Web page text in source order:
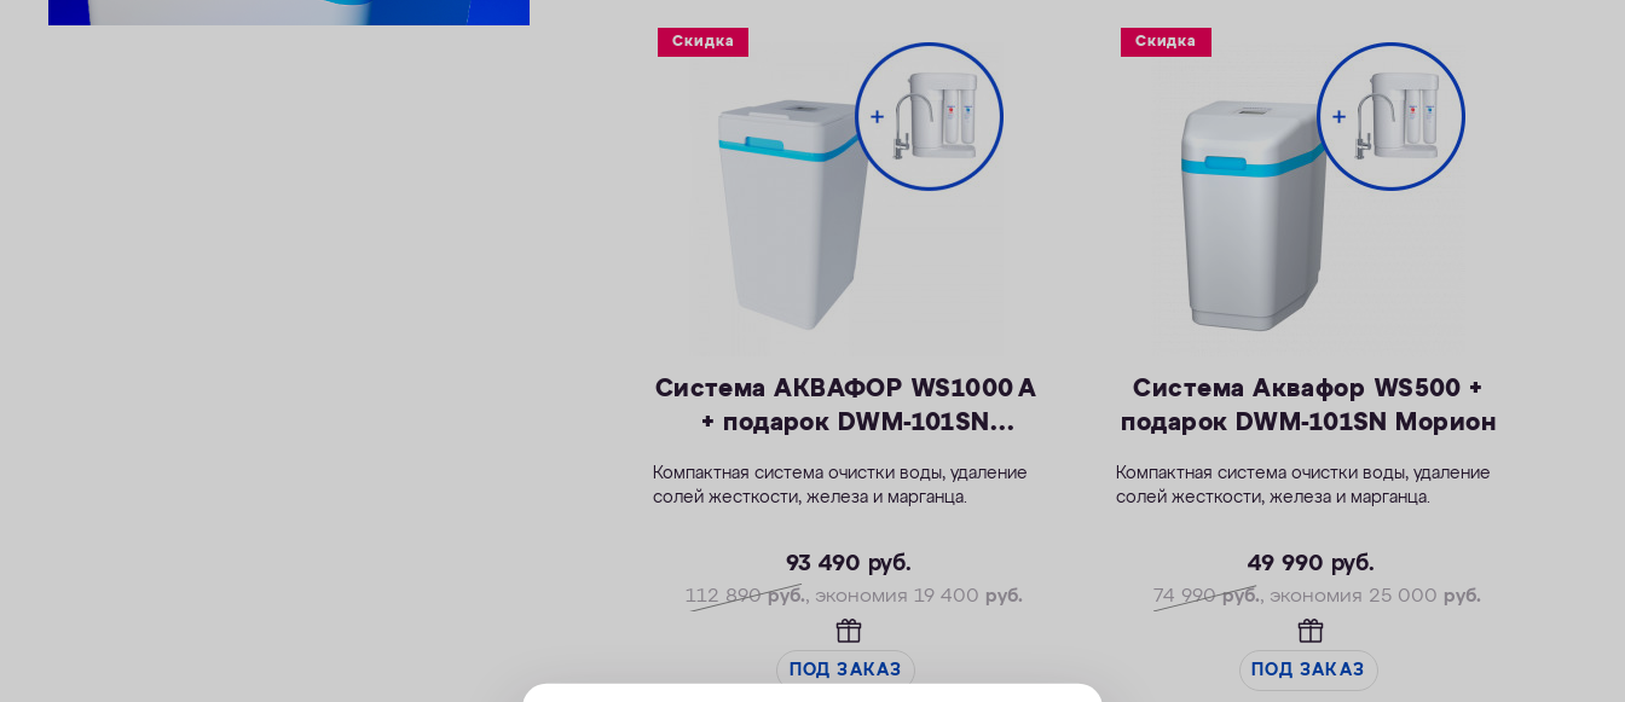
— Размеры 404 х 485 х 706 мм
— Размеры 404 х 485 х 795 мм
Скидка
Система АКВАФОР WS1000 A
+ подарок DWM-101SN
Компактная система очистки воды, удаление
солей жесткости, железа и марганца.
—Максимальное значение ПМО: до 10 мг О2/
93 490 руб.
112 890руб., экономия 19 400 руб.
ПОД ЗАКАЗ
Скидка
Система Аквафор WS500 +
подарок DWM-101SN Морион
Компактная система очистки воды, удаление
солей жесткости, железа и марганца.
— Максимальная удаляемая жесткость — 24
мг-экв/л
железа — 10 мг/л
— Максимальная удаляемая концентрация
49 990 руб.
74 990руб., экономия 25 000 руб.
ПОД ЗАКАЗ